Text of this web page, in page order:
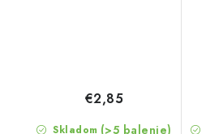
Skladom (>5 balenie)
€2,85